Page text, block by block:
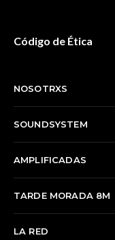
Código de Ética
NOSOTRXS
SOUNDSYSTEM
AMPLIFICADAS
TARDE MORADA 8M
LA RED